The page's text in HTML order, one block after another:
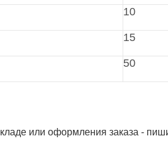
10
15
50
или оформления заказа -